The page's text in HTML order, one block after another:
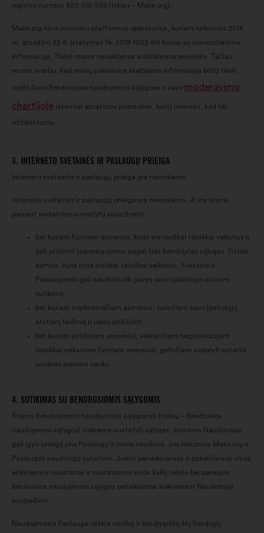
registro numeris 820 016 095 (toliau – Make.org).
Make.org nėra interneto platformos operatorius, kuriam taikomas 2018
m. gruodžio 22 d. Įstatymas Nr. 2018-1202 dėl kovos su manipuliavimu
informacija. Todėl mums netaikomos atitinkamos prievolės. Tačiau
mums svarbu, kad mūsų svetainėje skelbiama informacija būtų tiksli,
todėl šiose Bendrosiose naudojimosi sąlygose ir savo moderavimo
chartijoje išsamiai aprašome priemones, kurių imamės, kad tai
užtikrintume.
3. INTERNETO SVETAINĖS IR PASLAUGŲ PRIEIGA
Interneto svetainės ir paslaugų prieiga yra nemokama.
Interneto svetainės ir paslaugų prieiga yra nemokama. Ji yra atvira,
paisant svetainėje numatytų suvaržymų:
bet kuriam fiziniam asmeniui, kuris yra visiškai teisiškai veiksnus ir
gali prisiimti įsipareigojimus pagal šias bendrąsias sąlygas. Fizinis
asmuo, kuris nėra visiškai teisiškai veiksnus, Svetaine ir
Paslaugomis gali naudotis tik gavęs savo įgaliotojo atstovo
sutikimą;
bet kuriam nepilnamečiam asmeniui, turinčiam savo įgaliotųjų
atstovų leidimą ir jiems prižiūrint;
bet kuriam juridiniam asmeniui, veikiančiam tarpininkaujant
teisiškai veiksniam fiziniam asmeniui, galinčiam sudaryti sutartis
juridinio asmens vardu.
4. SUTIKIMAS SU BENDROSIOMIS SĄLYGOMIS
Šiomis Bendrosiomis naudojimosi sąlygomis (toliau – Bendrosios
naudojimosi sąlygos) siekiama nustatyti sąlygas, kuriomis Naudotojas
gali įgyti prieigą prie Paslaugų ir jomis naudotis. Jos laikomos Make.org ir
Paslaugos naudotojų sutartimi. Jomis panaikinamos ir pakeičiamos visos
ankstesnės nuostatos ir nustatomos visos šalių teisės bei pareigos.
Bendrosios naudojimosi sąlygos pateikiamos kiekvienam Naudotojui
susipažinti.
Naudojimasis Paslauga reiškia visišką ir besąlygišką šių Bendrųjų